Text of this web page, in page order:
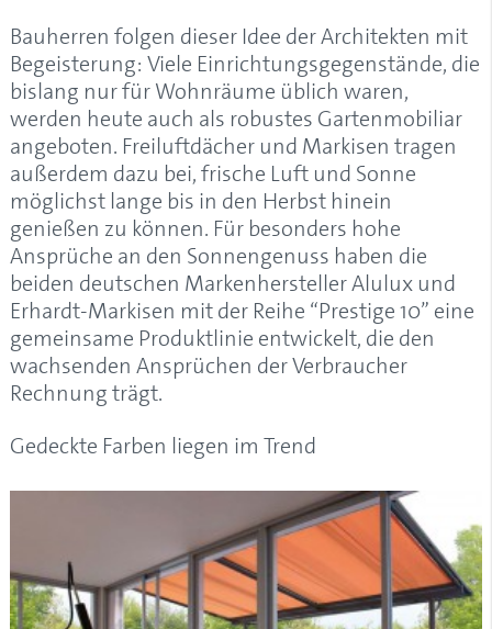
Bauherren folgen dieser Idee der Architekten mit
Begeisterung: Viele Einrichtungsgegenstände, die
bislang nur für Wohnräume üblich waren,
werden heute auch als robustes Gartenmobiliar
angeboten. Freiluftdächer und Markisen tragen
außerdem dazu bei, frische Luft und Sonne
möglichst lange bis in den Herbst hinein
genießen zu können. Für besonders hohe
Ansprüche an den Sonnengenuss haben die
beiden deutschen Markenhersteller Alulux und
Erhardt-Markisen mit der Reihe “Prestige 10” eine
gemeinsame Produktlinie entwickelt, die den
wachsenden Ansprüchen der Verbraucher
Rechnung trägt.
Gedeckte Farben liegen im Trend